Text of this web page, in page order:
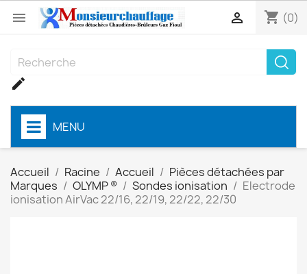
 shopping_cart (0)


MENU
Accueil Racine Accueil
Pièces détachées par
Marques
OLYMP ® Sondes ionisation
Electrode
ionisation AirVac 22/16, 22/19, 22/22, 22/30